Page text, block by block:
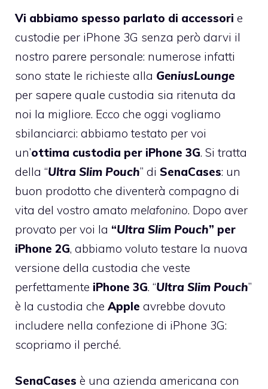
Vi abbiamo spesso parlato di accessori e
custodie per iPhone 3G senza però darvi il
nostro parere personale: numerose infatti
sono state le richieste alla GeniusLounge
per sapere quale custodia sia ritenuta da
noi la migliore. Ecco che oggi vogliamo
sbilanciarci: abbiamo testato per voi
un’ottima custodia per iPhone 3G. Si tratta
della “Ultra Slim Pouch” di SenaCases: un
buon prodotto che diventerà compagno di
vita del vostro amato melafonino. Dopo aver
provato per voi la “Ultra Slim Pouch” per
iPhone 2G, abbiamo voluto testare la nuova
versione della custodia che veste
perfettamente iPhone 3G. “Ultra Slim Pouch”
è la custodia che Apple avrebbe dovuto
includere nella confezione di iPhone 3G:
scopriamo il perché.
SenaCases è una azienda americana con